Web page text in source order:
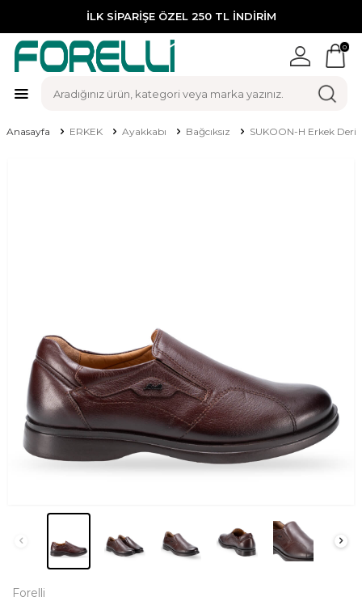
İLK SİPARİŞE ÖZEL 250 TL İNDİRİM
0
Anasayfa ERKEK Ayakkabı Bağcıksız SUKOON-H Erkek Deri
Forelli